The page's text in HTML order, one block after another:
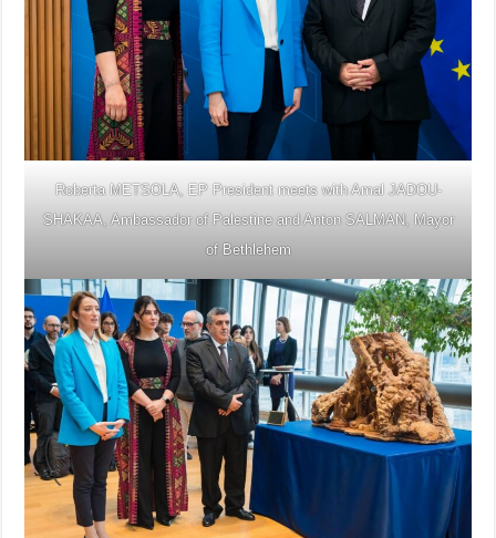
Roberta METSOLA, EP President meets with Amal JADOU-
SHAKAA, Ambassador of Palestine and Anton SALMAN, Mayor
of Bethlehem